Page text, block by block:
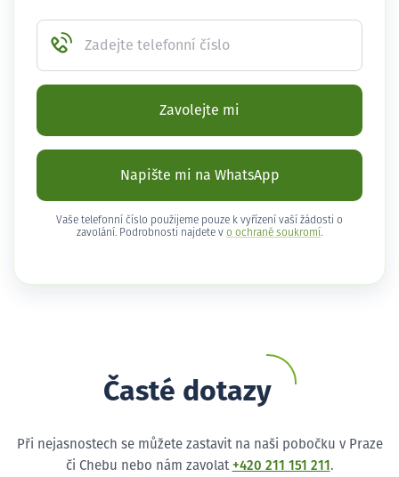
Zadejte telefonní číslo
Zavolejte mi
Napište mi na WhatsApp
Vaše telefonní číslo použijeme pouze k vyřízení vaší žádosti o
zavolání. Podrobnosti najdete v o ochraně soukromí .
Časté dotazy
Při nejasnostech se můžete zastavit na naši pobočku v Praze
či Chebu nebo nám zavolat +420 211 151 211 .